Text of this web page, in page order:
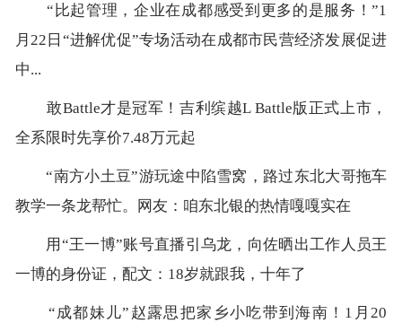
“比起管理，企业在成都感受到更多的是服务！”1
月22日“进解优促”专场活动在成都市民营经济发展促进
中...
敢Battle才是冠军！吉利缤越L Battle版正式上市，
全系限时先享价7.48万元起
“南方小土豆”游玩途中陷雪窝，路过东北大哥拖车
教学一条龙帮忙。网友：咱东北银的热情嘎嘎实在
用“王一博”账号直播引乌龙，向佐晒出工作人员王
一博的身份证，配文：18岁就跟我，十年了
“成都妹儿”赵露思把家乡小吃带到海南！1月20